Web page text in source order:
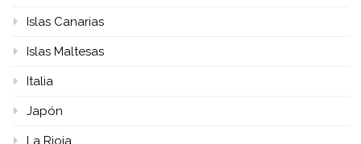
Islas Canarias
Islas Maltesas
Italia
Japón
La Rioja